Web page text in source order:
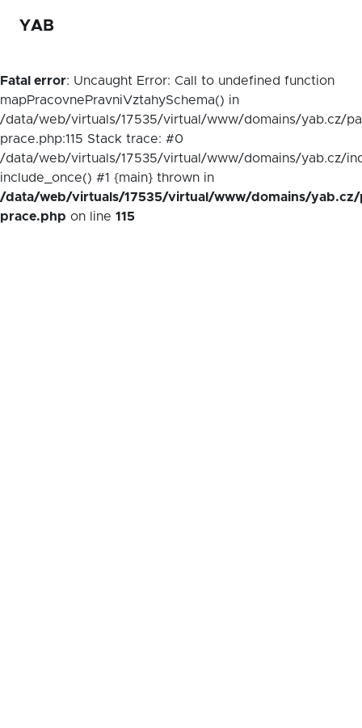
YAB
Fatal error: Uncaught Error: Call to undefined function
mapPracovnePravniVztahySchema() in
/data/web/virtuals/17535/virtual/www/domains/yab.cz/
prace.php:115 Stack trace: #0
/data/web/virtuals/17535/virtual/www/domains/yab.cz/
include_once() #1 {main} thrown in
/data/web/virtuals/17535/virtual/www/domains/yab.cz/
prace.php on line 115